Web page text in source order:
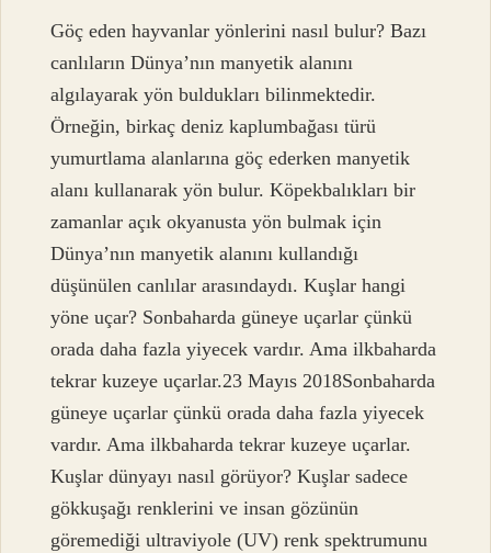
Göç eden hayvanlar yönlerini nasıl bulur? Bazı
canlıların Dünya’nın manyetik alanını
algılayarak yön buldukları bilinmektedir.
Örneğin, birkaç deniz kaplumbağası türü
yumurtlama alanlarına göç ederken manyetik
alanı kullanarak yön bulur. Köpekbalıkları bir
zamanlar açık okyanusta yön bulmak için
Dünya’nın manyetik alanını kullandığı
düşünülen canlılar arasındaydı. Kuşlar hangi
yöne uçar? Sonbaharda güneye uçarlar çünkü
orada daha fazla yiyecek vardır. Ama ilkbaharda
tekrar kuzeye uçarlar.23 Mayıs 2018Sonbaharda
güneye uçarlar çünkü orada daha fazla yiyecek
vardır. Ama ilkbaharda tekrar kuzeye uçarlar.
Kuşlar dünyayı nasıl görüyor? Kuşlar sadece
gökkuşağı renklerini ve insan gözünün
göremediği ultraviyole (UV) renk spektrumunu